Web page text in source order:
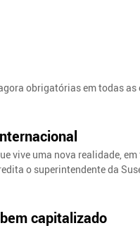
obrigatórias em todas as
vive uma nova realidade,
o superintendente da
capitalizado